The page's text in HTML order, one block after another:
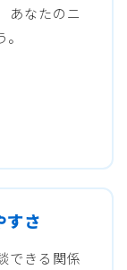
あなたのニ
すさ
できる関係